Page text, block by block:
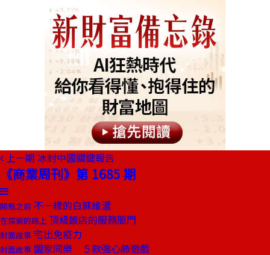
上一期 冰封中國關鍵報告
《商業周刊》第 1685 期
開瓶之前 不一樣的白蘇維濃
在探索的路上 頂級飯店的服務脈門
封面故事 宅出免疫力
封面故事 闔家同樂 ５款強心肺遊戲